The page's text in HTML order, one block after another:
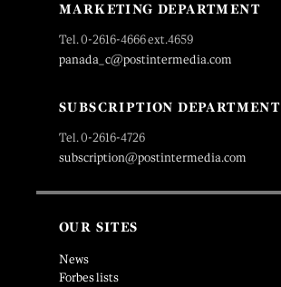
MARKETING DEPARTMENT
Tel. 0-2616-4666 ext.4659
panada_c@postintermedia.com
SUBSCRIPTION DEPARTMENT
Tel. 0-2616-4726
subscription@postintermedia.com
OUR SITES
News
Forbes lists